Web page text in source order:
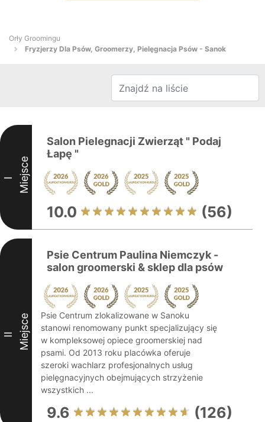
Orły Groomingu
Fryzjerzy Dla Psów, Groomerzy, Pielęgnacja Psów - Sanok
I Miejsce
Salon Pielegnacji Zwierząt " Podaj
Łapę "
10.0 (56)
II Miejsce
Psie Centrum Paulina Niemczyk -
salon groomerski & sklep dla psów
Psie Centrum zlokalizowane w Sanoku
stanowi renomowany punkt specjalizujący się
w kompleksowej opiece groomerskiej nad
psami. Od 2013 roku placówka oferuje
szeroki wachlarz profesjonalnych usług
pielęgnacyjnych obejmujących strzyżenie
wszystkich ...
9.6 (126)